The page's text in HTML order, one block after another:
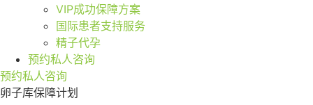
VIP成功保障方案
国际患者支持服务
精子代孕
预约私人咨询
预约私人咨询
卵子库保障计划